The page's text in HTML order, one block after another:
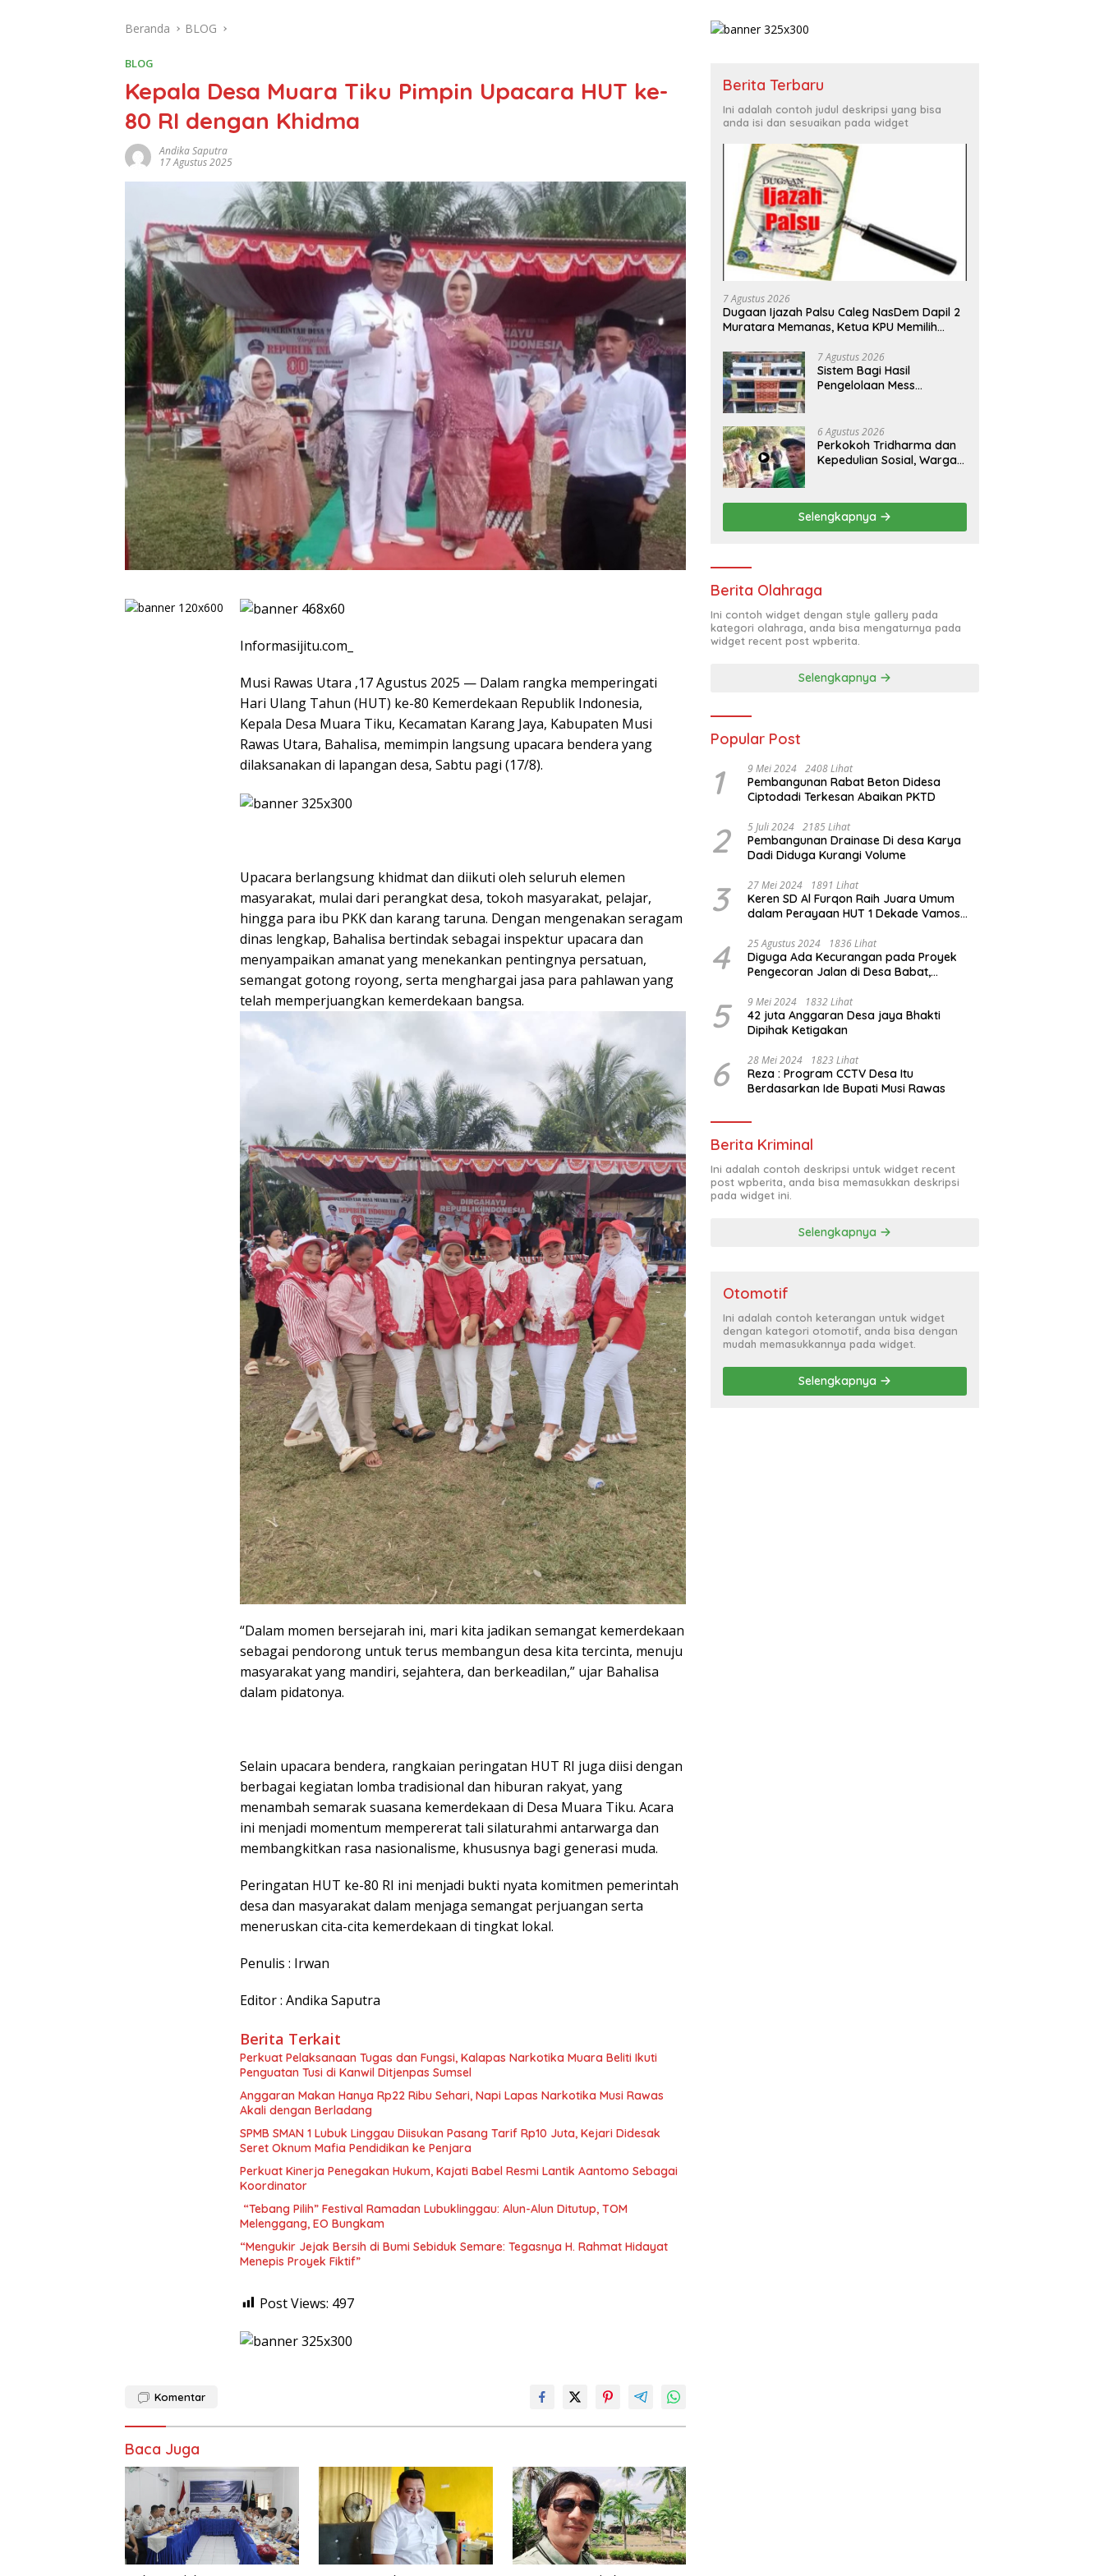
Beranda BLOG
BLOG
Kepala Desa Muara Tiku Pimpin Upacara HUT ke-
80 RI dengan Khidma
Andika Saputra
17 Agustus 2025
Informasijitu.com_
Musi Rawas Utara ,17 Agustus 2025 — Dalam rangka memperingati
Hari Ulang Tahun (HUT) ke-80 Kemerdekaan Republik Indonesia,
Kepala Desa Muara Tiku, Kecamatan Karang Jaya, Kabupaten Musi
Rawas Utara, Bahalisa, memimpin langsung upacara bendera yang
dilaksanakan di lapangan desa, Sabtu pagi (17/8).
Upacara berlangsung khidmat dan diikuti oleh seluruh elemen
masyarakat, mulai dari perangkat desa, tokoh masyarakat, pelajar,
hingga para ibu PKK dan karang taruna. Dengan mengenakan seragam
dinas lengkap, Bahalisa bertindak sebagai inspektur upacara dan
menyampaikan amanat yang menekankan pentingnya persatuan,
semangat gotong royong, serta menghargai jasa para pahlawan yang
telah memperjuangkan kemerdekaan bangsa.
“Dalam momen bersejarah ini, mari kita jadikan semangat kemerdekaan
sebagai pendorong untuk terus membangun desa kita tercinta, menuju
masyarakat yang mandiri, sejahtera, dan berkeadilan,” ujar Bahalisa
dalam pidatonya.
Selain upacara bendera, rangkaian peringatan HUT RI juga diisi dengan
berbagai kegiatan lomba tradisional dan hiburan rakyat, yang
menambah semarak suasana kemerdekaan di Desa Muara Tiku. Acara
ini menjadi momentum mempererat tali silaturahmi antarwarga dan
membangkitkan rasa nasionalisme, khususnya bagi generasi muda.
Peringatan HUT ke-80 RI ini menjadi bukti nyata komitmen pemerintah
desa dan masyarakat dalam menjaga semangat perjuangan serta
meneruskan cita-cita kemerdekaan di tingkat lokal.
Penulis : Irwan
Editor : Andika Saputra
Berita Terkait
Perkuat Pelaksanaan Tugas dan Fungsi, Kalapas Narkotika Muara Beliti Ikuti
Penguatan Tusi di Kanwil Ditjenpas Sumsel
Anggaran Makan Hanya Rp22 Ribu Sehari, Napi Lapas Narkotika Musi Rawas
Akali dengan Berladang
SPMB SMAN 1 Lubuk Linggau Diisukan Pasang Tarif Rp10 Juta, Kejari Didesak
Seret Oknum Mafia Pendidikan ke Penjara
Perkuat Kinerja Penegakan Hukum, Kajati Babel Resmi Lantik Aantomo Sebagai
Koordinator
“Tebang Pilih” Festival Ramadan Lubuklinggau: Alun-Alun Ditutup, TOM
Melenggang, EO Bungkam
“Mengukir Jejak Bersih di Bumi Sebiduk Semare: Tegasnya H. Rahmat Hidayat
Menepis Proyek Fiktif”
Post Views: 497
Komentar
Baca Juga
Berita Terbaru
Ini adalah contoh judul deskripsi yang bisa
anda isi dan sesuaikan pada widget
7 Agustus 2026
Dugaan Ijazah Palsu Caleg NasDem Dapil 2
Muratara Memanas, Ketua KPU Memilih
7 Agustus 2026
Sistem Bagi Hasil
Pengelolaan Mess
6 Agustus 2026
Perkokoh Tridharma dan
Kepedulian Sosial, Warga
Selengkapnya
Berita Olahraga
Ini contoh widget dengan style gallery pada
kategori olahraga, anda bisa mengaturnya pada
widget recent post wpberita.
Selengkapnya
Popular Post
1 9 Mei 2024 2408 Lihat
Pembangunan Rabat Beton Didesa
Ciptodadi Terkesan Abaikan PKTD
2 5 Juli 2024 2185 Lihat
Pembangunan Drainase Di desa Karya
Dadi Diduga Kurangi Volume
3 27 Mei 2024 1891 Lihat
Keren SD Al Furqon Raih Juara Umum
dalam Perayaan HUT 1 Dekade Vamos
4 25 Agustus 2024 1836 Lihat
Diguga Ada Kecurangan pada Proyek
Pengecoran Jalan di Desa Babat,
5 9 Mei 2024 1832 Lihat
42 juta Anggaran Desa jaya Bhakti
Dipihak Ketigakan
6 28 Mei 2024 1823 Lihat
Reza : Program CCTV Desa Itu
Berdasarkan Ide Bupati Musi Rawas
Berita Kriminal
Ini adalah contoh deskripsi untuk widget recent
post wpberita, anda bisa memasukkan deskripsi
pada widget ini.
Selengkapnya
Otomotif
Ini adalah contoh keterangan untuk widget
dengan kategori otomotif, anda bisa dengan
mudah memasukkannya pada widget.
Selengkapnya